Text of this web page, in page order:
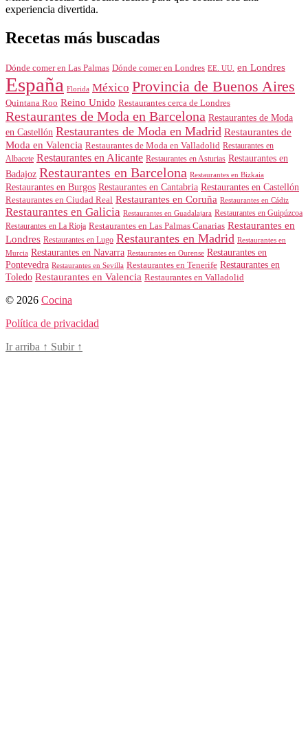
experiencia divertida.
Recetas más buscadas
Dónde comer en Las Palmas Dónde comer en Londres EE. UU. en Londres
España Florida México Provincia de Buenos Aires
Quintana Roo Reino Unido Restaurantes cerca de Londres
Restaurantes de Moda en Barcelona Restaurantes de Moda
en Castellón Restaurantes de Moda en Madrid Restaurantes de
Moda en Valencia Restaurantes de Moda en Valladolid Restaurantes en
Albacete Restaurantes en Alicante Restaurantes en Asturias Restaurantes en
Badajoz Restaurantes en Barcelona Restaurantes en Bizkaia
Restaurantes en Burgos Restaurantes en Cantabria Restaurantes en Castellón
Restaurantes en Ciudad Real Restaurantes en Coruña Restaurantes en Cádiz
Restaurantes en Galicia Restaurantes en Guadalajara Restaurantes en Guipúzcoa
Restaurantes en La Rioja Restaurantes en Las Palmas Canarias Restaurantes en
Londres Restaurantes en Lugo Restaurantes en Madrid Restaurantes en
Murcia Restaurantes en Navarra Restaurantes en Ourense Restaurantes en
Pontevedra Restaurantes en Sevilla Restaurantes en Tenerife Restaurantes en
Toledo Restaurantes en Valencia Restaurantes en Valladolid
© 2026 Cocina
Política de privacidad
Ir arriba ↑ Subir ↑